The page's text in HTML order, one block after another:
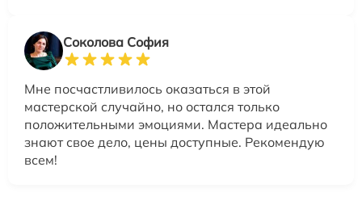
Соколова София
Мне посчастливилось оказаться в этой
мастерской случайно, но остался только
положительными эмоциями. Мастера идеально
знают свое дело, цены доступные. Рекомендую
всем!